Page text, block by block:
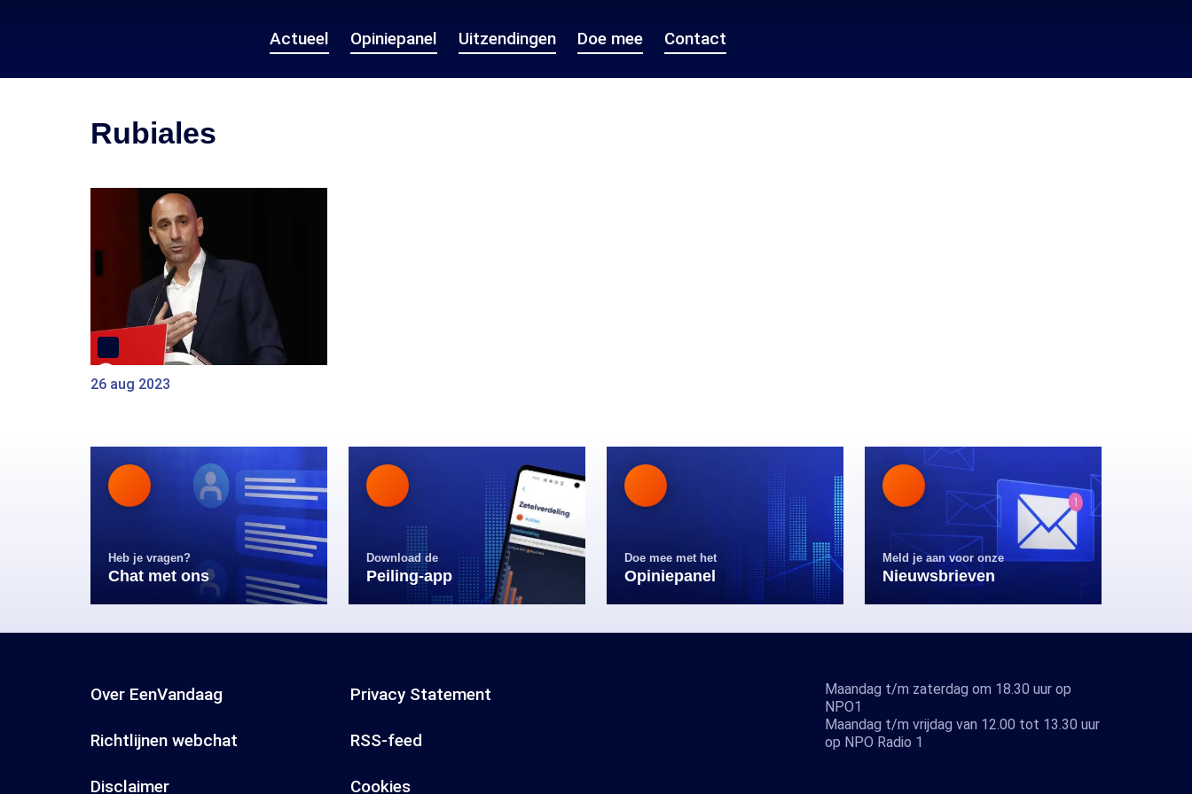
Actueel Opiniepanel Uitzendingen Doe mee Contact
Rubiales
26 aug 2023
Heb je vragen?
Chat met ons
Download de
Peiling-app
Doe mee met het
Opiniepanel
Meld je aan voor onze
Nieuwsbrieven
Over EenVandaag Privacy Statement
Richtlijnen webchat RSS-feed
Disclaimer Cookies
Maandag t/m zaterdag om 18.30 uur op
NPO1
Maandag t/m vrijdag van 12.00 tot 13.30 uur
op NPO Radio 1